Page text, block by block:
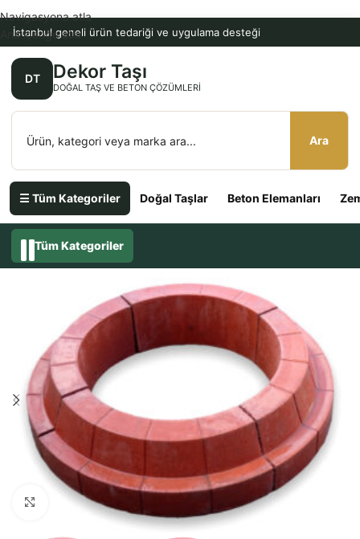
İstanbul geneli ürün tedariği ve uygulama desteği
DT Dekor Taşı
DOĞAL TAŞ VE BETON ÇÖZÜMLERI
Ara
☰ Tüm Kategoriler Doğal Taşlar Beton Elemanları
Navigasyona atla
Ana içeriğe atla
Tüm Kategoriler
Büyütmek için tıklayın